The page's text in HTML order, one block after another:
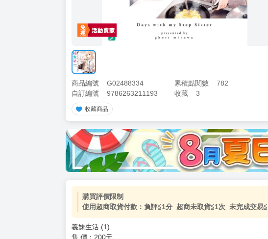
商品編號 G02488334 累積點閱數
782
自訂編號
9786263211193 收藏 3
收藏商品
加價購 ( 共
(加購品) 買動漫★《$15元-加固紙箱包裝》